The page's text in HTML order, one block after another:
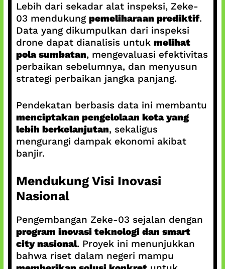
Lebih dari sekadar alat inspeksi, Zeke-
03 mendukung pemeliharaan prediktif.
Data yang dikumpulkan dari inspeksi
drone dapat dianalisis untuk melihat
pola sumbatan, mengevaluasi efektivitas
perbaikan sebelumnya, dan menyusun
strategi perbaikan jangka panjang.
Pendekatan berbasis data ini membantu
menciptakan pengelolaan kota yang
lebih berkelanjutan, sekaligus
mengurangi dampak ekonomi akibat
banjir.
Mendukung Visi Inovasi
Nasional
Pengembangan Zeke-03 sejalan dengan
program inovasi teknologi dan smart
city nasional. Proyek ini menunjukkan
bahwa riset dalam negeri mampu